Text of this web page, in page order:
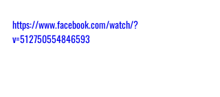
https://www.facebook.com/watch/?
v=512750554846593